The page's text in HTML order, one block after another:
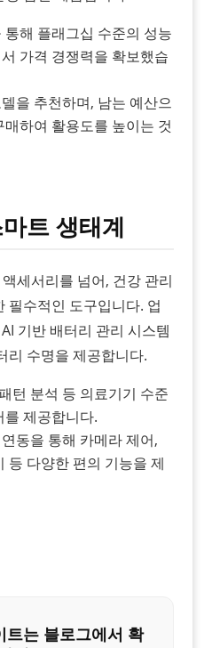
해 플래그십 수준의 성능
가격 경쟁력을 확보했습
을 추천하며, 남는 예산으
하여 활용도를 높이는 것
트 생태계
세서리를 넘어, 건강 관리
필수적인 도구입니다. 업
기반 배터리 관리 시스템
리 수명을 제공합니다.
턴 분석 등 의료기기 수준
제공합니다.
동을 통해 카메라 제어,
등 다양한 편의 기능을 제
트는 블로그에서 확